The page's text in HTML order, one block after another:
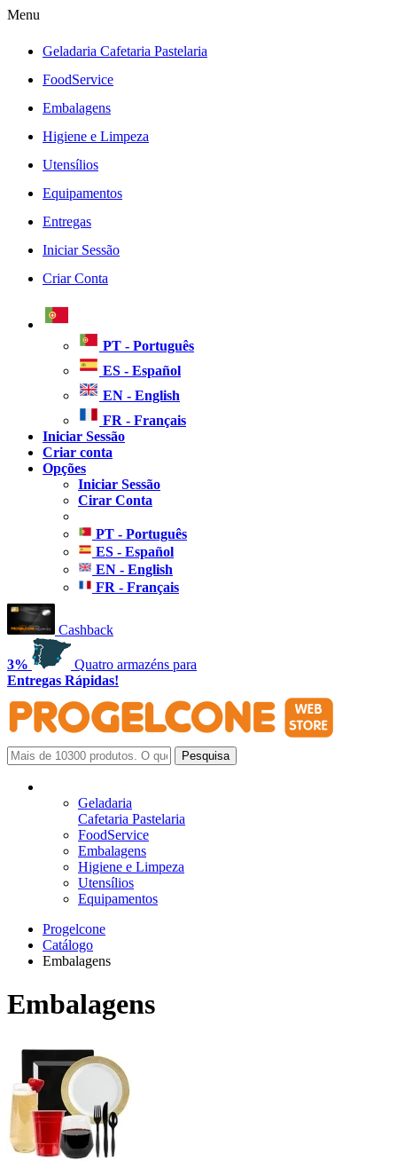
Menu
Geladaria Cafetaria Pastelaria
FoodService
Embalagens
Higiene e Limpeza
Utensílios
Equipamentos
Entregas
Iniciar Sessão
Criar Conta
PT - Português
ES - Español
EN - English
FR - Français
Iniciar Sessão
Criar conta
Opções
Iniciar Sessão
Cirar Conta
PT - Português
ES - Español
EN - English
FR - Français
Cashback
3%
Quatro armazéns para
Entregas Rápidas!
Geladaria
Cafetaria Pastelaria
FoodService
Embalagens
Higiene e Limpeza
Utensílios
Equipamentos
Progelcone
Catálogo
Embalagens
Embalagens